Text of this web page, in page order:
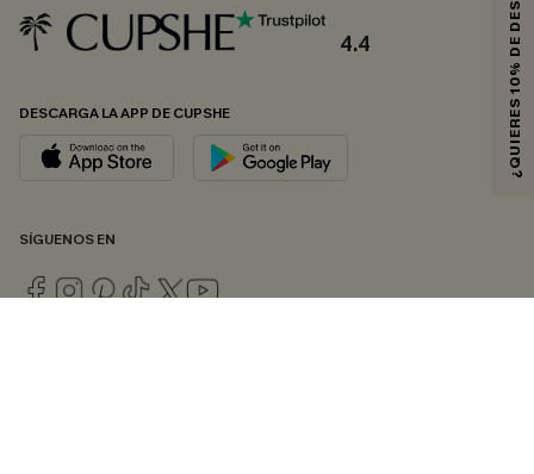
4.4
DESCARGA LA APP DE CUPSHE
SÍGUENOS EN